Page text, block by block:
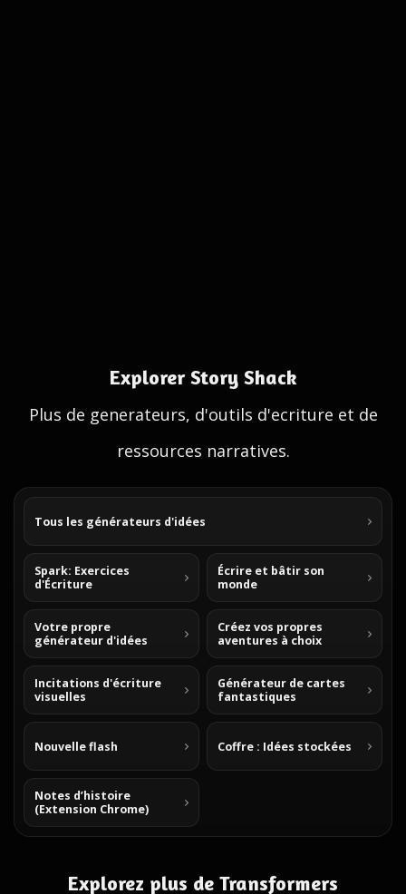
Explorer Story Shack
Plus de generateurs, d'outils d'ecriture et de
ressources narratives.
Tous les générateurs d'idées
Spark: Exercices
d'Écriture
Écrire et bâtir son
monde
Votre propre
générateur d'idées
Créez vos propres
aventures à choix
Incitations d'écriture
visuelles
Générateur de cartes
fantastiques
Nouvelle flash Coffre : Idées stockées
Notes d’histoire
(Extension Chrome)
Explorez plus de Transformers